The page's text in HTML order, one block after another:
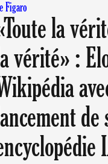
Figaro
la
vérité» :
de